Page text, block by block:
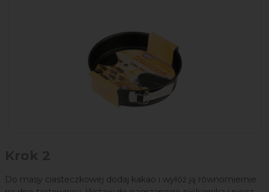
Do masy ciasteczkowej dodaj kakao i wyłóż ją równomiernie